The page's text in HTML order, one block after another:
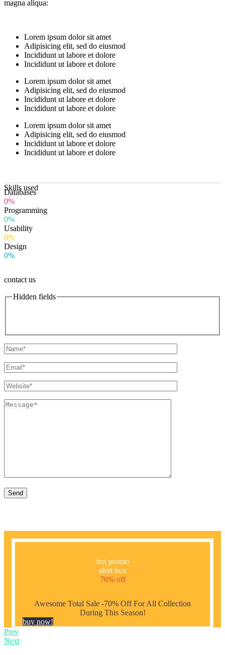
magna aliqua:
Lorem ipsum dolor sit amet
Adipisicing elit, sed do eiusmod
Incididunt ut labore et dolore
Incididunt ut labore et dolore
Lorem ipsum dolor sit amet
Adipisicing elit, sed do eiusmod
Incididunt ut labore et dolore
Incididunt ut labore et dolore
Lorem ipsum dolor sit amet
Adipisicing elit, sed do eiusmod
Incididunt ut labore et dolore
Incididunt ut labore et dolore
Skills used
Databases
0%
Programming
0%
Usability
0%
Design
0%
contact us
Hidden fields
hot promo
alert box
70% off
Awesome Total Sale -70% Off For All Collection
During This Season!
buy now!
Prev
Next